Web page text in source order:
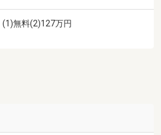
(1)無料(2)127万円